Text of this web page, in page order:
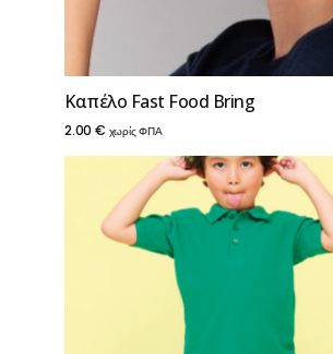
Καπέλο Fast Food Bring
2.00 € χωρίς ΦΠΑ